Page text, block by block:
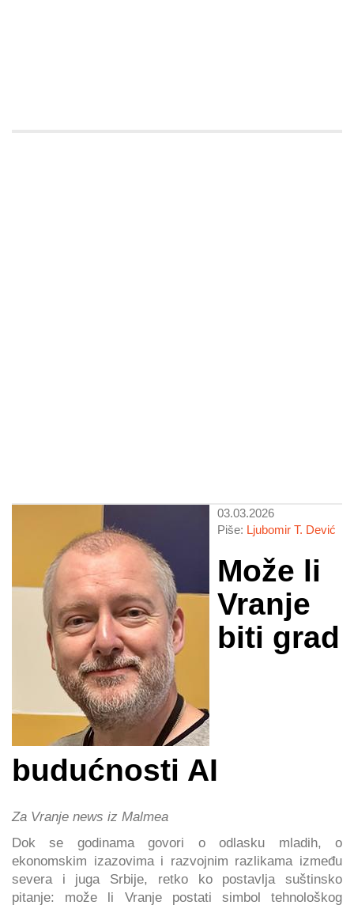
03.03.2026
Piše: Ljubomir T. Dević
Može li
Vranje
biti grad
budućnosti AI
Za Vranje news iz Malmea
Dok se godinama govori o odlasku mladih, o
ekonomskim izazovima i razvojnim razlikama između
severa i juga Srbije, retko ko postavlja suštinsko
pitanje: može li Vranje postati simbol tehnološkog